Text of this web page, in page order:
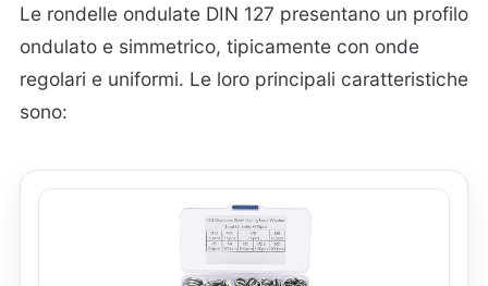
Le rondelle ondulate DIN 127 presentano un profilo
ondulato e simmetrico, tipicamente con onde
regolari e uniformi. Le loro principali caratteristiche
sono: